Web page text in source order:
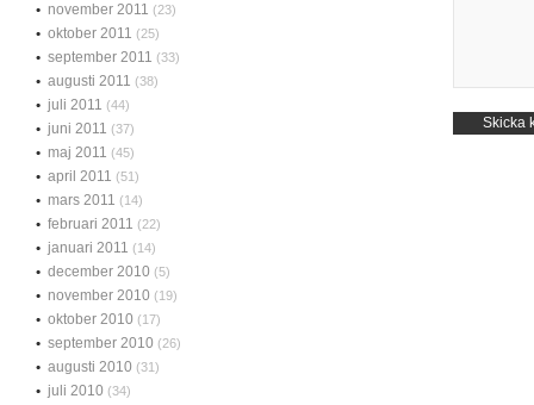
november 2011 (23)
oktober 2011 (25)
september 2011 (33)
augusti 2011 (38)
juli 2011 (44)
juni 2011 (37)
maj 2011 (45)
april 2011 (51)
mars 2011 (14)
februari 2011 (22)
januari 2011 (14)
december 2010 (5)
november 2010 (19)
oktober 2010 (17)
september 2010 (26)
augusti 2010 (31)
juli 2010 (34)